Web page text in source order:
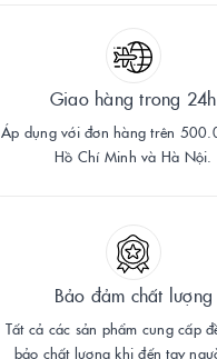
Giao hàng trong 24h
Áp dụng với đơn hàng trên
Hồ Chí Minh và Hà Nội.
Bảo đảm chất lượng
Tất cả các sản phẩm cung cấp
bảo chất lượng khi đến tay